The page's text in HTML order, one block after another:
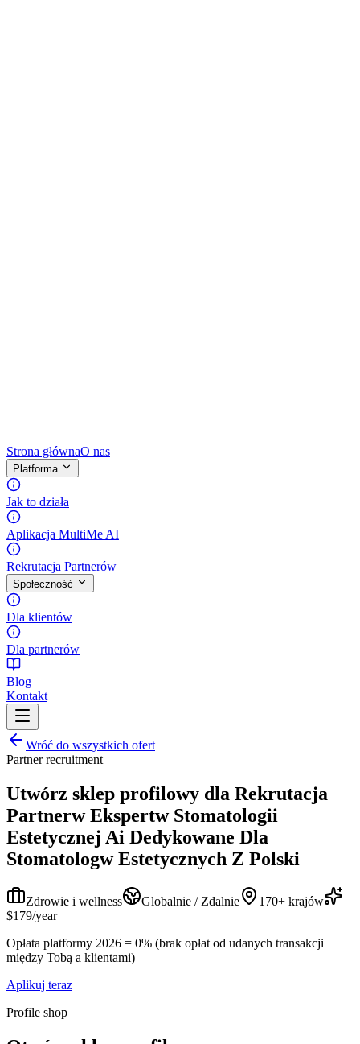
Strona głównaO nas
Platforma
Jak to działa
Aplikacja MultiMe AI
Rekrutacja Partnerów
Społeczność
Dla klientów
Dla partnerów
Blog
Kontakt
Wróć do wszystkich ofert
Partner recruitment
Utwórz sklep profilowy dla Rekrutacja
Partnerw Ekspertw Stomatologii
Estetycznej Ai Dedykowane Dla
Stomatologw Estetycznych Z Polski
Zdrowie i wellness Globalnie / Zdalnie
170+ krajów
$179/year
Opłata platformy 2026 = 0% (brak opłat od udanych transakcji
między Tobą a klientami)
Aplikuj teraz
Profile shop